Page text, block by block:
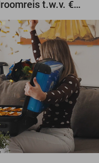
Maak gratis kans op een droomreis t.w.v. €3.000!